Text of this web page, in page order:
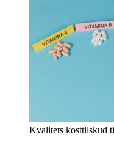
Kvalitets kosttilskud